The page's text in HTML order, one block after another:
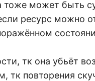
тоже может быть
ресурс можно
тк она убьёт
тк повторения